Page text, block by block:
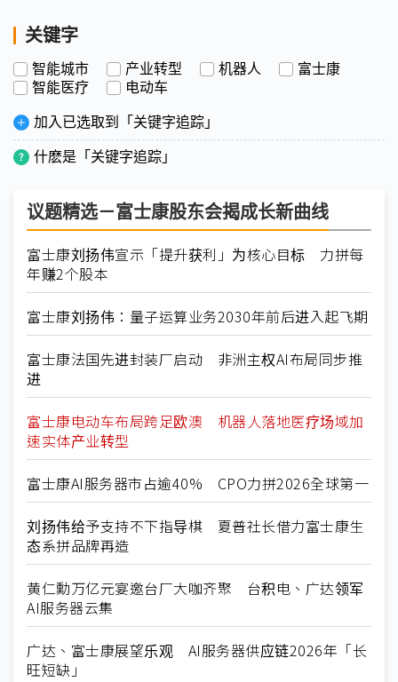
关键字
智能城市 产业转型 机器人
富士康
智能医疗
电动车
加入已选取到「关键字追踪」
什麽是「关键字追踪」
议题精选－富士康股东会揭成长新曲线
富士康刘扬伟宣示「提升获利」为核心目标 力拼每
年赚2个股本
富士康刘扬伟：量子运算业务2030年前后进入起飞期
富士康法国先进封装厂启动 非洲主权AI布局同步推
进
富士康电动车布局跨足欧澳 机器人落地医疗场域加
速实体产业转型
富士康AI服务器市占逾40% CPO力拼2026全球第一
刘扬伟给予支持不下指导棋 夏普社长借力富士康生
态系拼品牌再造
黄仁勳万亿元宴邀台厂大咖齐聚 台积电、广达领军
AI服务器云集
广达、富士康展望乐观 AI服务器供应链2026年「长
旺短缺」